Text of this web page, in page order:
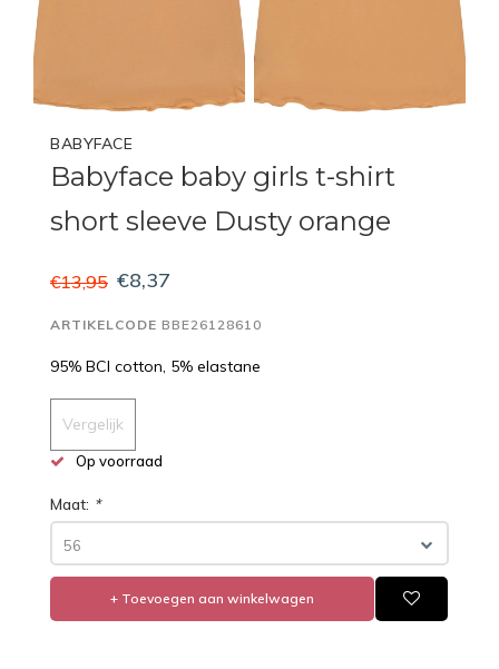
BABYFACE
Babyface baby girls t-shirt
short sleeve Dusty orange
€13,95 €8,37
ARTIKELCODE BBE26128610
95% BCI cotton, 5% elastane
Vergelijk
Op voorraad
Maat: *
56
+ Toevoegen aan winkelwagen